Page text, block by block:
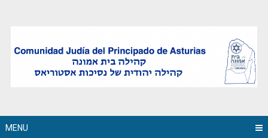
MENU